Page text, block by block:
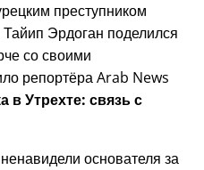
преступником
Эрдоган поделился
со своими
репортёра Arab News
в Утрехте: связь с
основателя за